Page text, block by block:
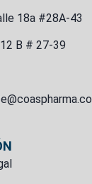
18a #28A-43
B # 27-39